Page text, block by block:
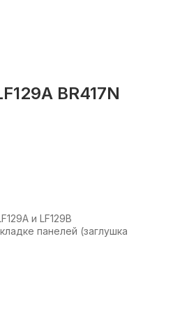
BR417N
и LF129B
панелей (заглушка